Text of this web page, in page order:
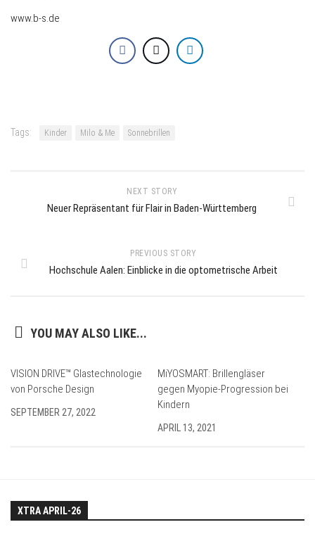
www.b-s.de
Tags: Kinder Milo & Me Sonnebrillen
NEXT STORY
Neuer Repräsentant für Flair in Baden-Württemberg
PREVIOUS STORY
Hochschule Aalen: Einblicke in die optometrische Arbeit
YOU MAY ALSO LIKE...
VISION DRIVE™ Glastechnologie
von Porsche Design
SEPTEMBER 27, 2022
MiYOSMART: Brillengläser
gegen Myopie-Progression bei
Kindern
APRIL 13, 2021
XTRA APRIL-26